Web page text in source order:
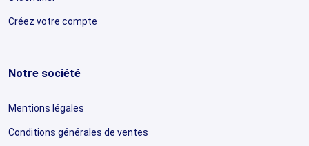
Créez votre compte
Notre société
Mentions légales
Conditions générales de ventes